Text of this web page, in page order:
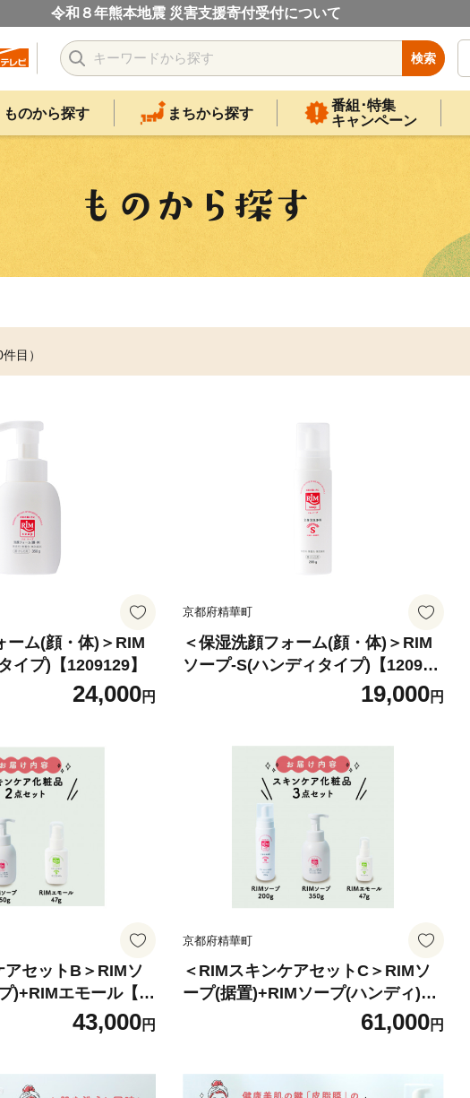
令和８年熊本地震 災害支援寄付受付について
検索
ものから探す まちから探す
番組･特集
キャンペーン
目）
ーム(顔・体)＞RIM
イプ)【1209129】
24,000円
京都府精華町
＜保湿洗顔フォーム(顔・体)＞RIM
ソープ-S(ハンディタイプ)【120923
19,000円
アセットB＞RIMソ
)+RIMエモール【1
43,000円
京都府精華町
＜RIMスキンケアセットC＞RIMソ
ープ(据置)+RIMソープ(ハンディ)+R
61,000円